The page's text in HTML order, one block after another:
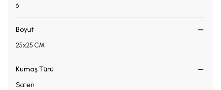
6
Boyut
25x25 CM
Kumaş Türü
Saten